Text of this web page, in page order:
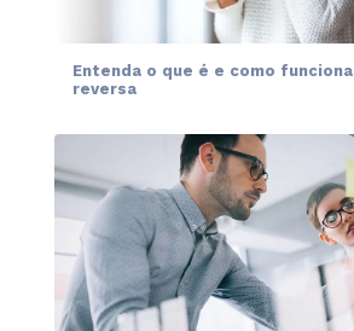
Entenda o que é e como funciona
reversa